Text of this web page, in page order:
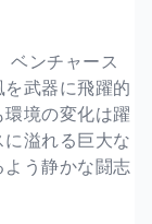
ベンチャース
武器に飛躍的
境の変化は躍
溢れる巨大な
う静かな闘志